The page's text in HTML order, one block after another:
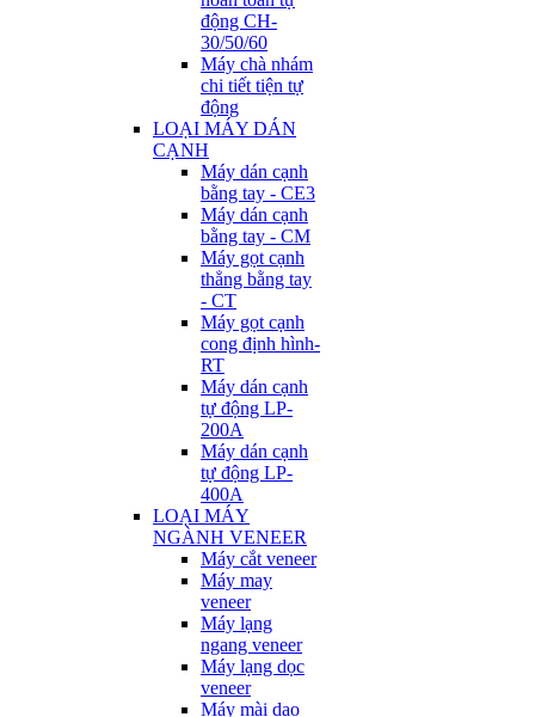
động CH-
30/50/60
Máy chà nhám
chi tiết tiện tự
động
LOẠI MÁY DÁN
CẠNH
Máy dán cạnh
bằng tay - CE3
Máy dán cạnh
bằng tay - CM
Máy gọt cạnh
thẳng bằng tay
- CT
Máy gọt cạnh
cong định hình-
RT
Máy dán cạnh
tự động LP-
200A
Máy dán cạnh
tự động LP-
400A
LOẠI MÁY
NGÀNH VENEER
Máy cắt veneer
Máy may
veneer
Máy lạng
ngang veneer
Máy lạng dọc
veneer
Máy mài dao